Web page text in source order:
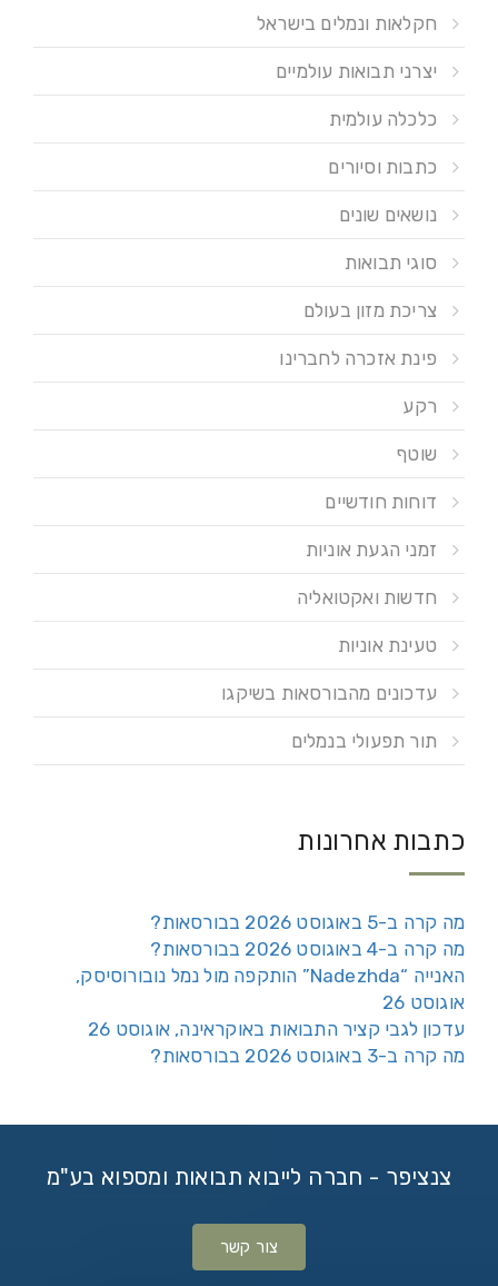
חקלאות ונמלים בישראל
יצרני תבואות עולמיים
כלכלה עולמית
כתבות וסיורים
נושאים שונים
סוגי תבואות
צריכת מזון בעולם
פינת אזכרה לחברינו
רקע
שוטף
דוחות חודשיים
זמני הגעת אוניות
חדשות ואקטואליה
טעינת אוניות
עדכונים מהבורסאות בשיקגו
תור תפעולי בנמלים
כתבות אחרונות
מה קרה ב-5 באוגוסט 2026 בבורסאות?
מה קרה ב-4 באוגוסט 2026 בבורסאות?
האנייה “Nadezhda” הותקפה מול נמל נובורוסיסק,
אוגוסט 26
עדכון לגבי קציר התבואות באוקראינה, אוגוסט 26
מה קרה ב-3 באוגוסט 2026 בבורסאות?
צנציפר - חברה לייבוא תבואות ומספוא בע"מ
צור קשר